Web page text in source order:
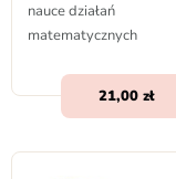
nauce działań
matematycznych
21,00